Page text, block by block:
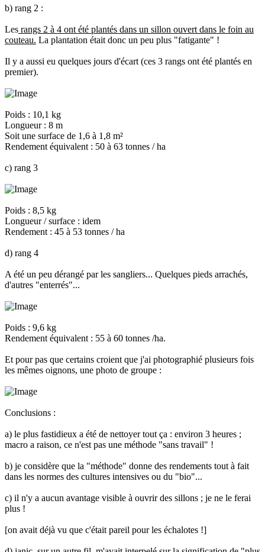
b) rang 2 :
Les rangs 2 à 4 ont été plantés dans un sillon ouvert dans le foin au
couteau. La plantation était donc un peu plus "fatigante" !
Il y a aussi eu quelques jours d'écart (ces 3 rangs ont été plantés en
premier).
Poids : 10,1 kg
Longueur : 8 m
Soit une surface de 1,6 à 1,8 m²
Rendement équivalent : 50 à 63 tonnes / ha
c) rang 3
Poids : 8,5 kg
Longueur / surface : idem
Rendement : 45 à 53 tonnes / ha
d) rang 4
A été un peu dérangé par les sangliers... Quelques pieds arrachés,
d'autres "enterrés"...
Poids : 9,6 kg
Rendement équivalent : 55 à 60 tonnes /ha.
Et pour pas que certains croient que j'ai photographié plusieurs fois
les mêmes oignons, une photo de groupe :
Conclusions :
a) le plus fastidieux a été de nettoyer tout ça : environ 3 heures ;
macro a raison, ce n'est pas une méthode "sans travail" !
b) je considère que la "méthode" donne des rendements tout à fait
dans les normes des cultures intensives ou du "bio"...
c) il n'y a aucun avantage visible à ouvrir des sillons ; je ne le ferai
plus !
[on avait déjà vu que c'était pareil pour les échalotes !]